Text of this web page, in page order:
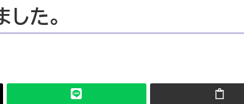
た。